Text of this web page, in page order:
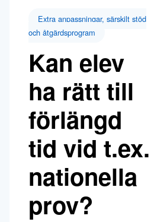
Extra anpassningar, särskilt stöd
och åtgärdsprogram
Kan elev
ha rätt till
förlängd
tid vid t.ex.
nationella
prov?